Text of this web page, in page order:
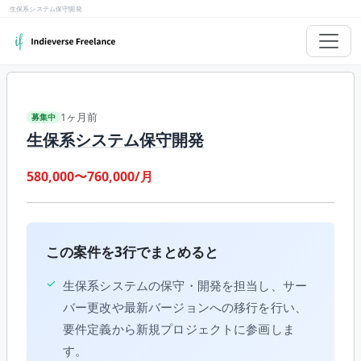
生保系システム保守開発
募集中 1ヶ月前
生保系システム保守開発
580,000〜760,000/月
この案件を3行でまとめると
✓ 生保系システムの保守・開発を担当し、サー
バー更改や最新バージョンへの移行を行い、
要件定義から新規プロジェクトに参画しま
す。